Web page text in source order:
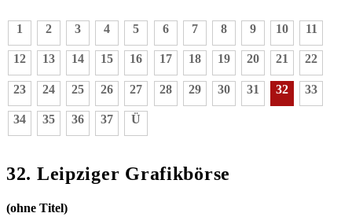
1 2 3 4 5 6 7 8 9 10 11
12 13 14 15 16 17 18 19 20 21 22
23 24 25 26 27 28 29 30 31 32 33
34 35 36 37 Ü
32. Leipziger Grafikbörse
(ohne Titel)